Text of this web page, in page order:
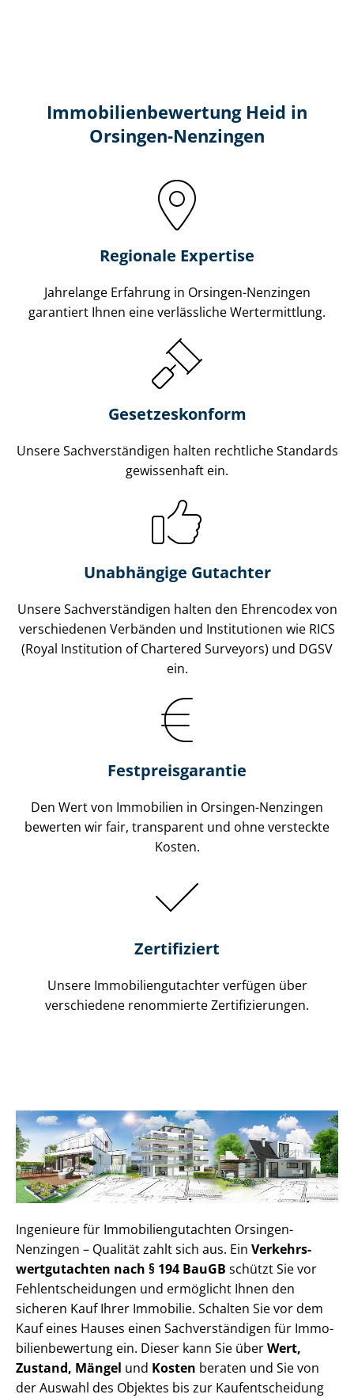
Immobilien­bewertung Heid in
Orsingen-Nenzingen
Regionale Expertise
Jahrelange Erfahrung in Orsingen-Nenzingen
garantiert Ihnen eine verlässliche Wertermittlung.
Gesetzes­konform
Unsere Sach­ver­stän­di­gen halten rechtliche Standards
gewissenhaft ein.
Unabhängige Gutachter
Unsere Sach­ver­stän­di­gen halten den Ehrencodex von
verschiedenen Verbänden und Institutionen wie RICS
(Royal Institution of Chartered Surveyors) und DGSV
ein.
Festpreis​garantie
Den Wert von Immobilien in Orsingen-Nenzingen
bewerten wir fair, transparent und ohne versteckte
Kosten.
Zertifiziert
Unsere Immobilien­gutachter verfügen über
verschiedene renommierte Zer­ti­fi­zie­run­gen.
Ingenieure für Im­mo­bi­li­en­gut­ach­ten Orsingen-
Nenzingen – Qualität zahlt sich aus. Ein Ver­kehrs­
wert­gut­ach­ten nach § 194 BauGB schützt Sie vor
Fehl­ent­schei­dun­gen und ermöglicht Ihnen den
sicheren Kauf Ihrer Immobilie. Schalten Sie vor dem
Kauf eines Hauses einen Sach­ver­stän­di­gen für Im­mo­
bi­li­en­be­wer­tung ein. Dieser kann Sie überWert,
Zustand, Mängel und Kosten beraten und Sie von
der Auswahl des Objektes bis zur Kauf­ent­schei­dung